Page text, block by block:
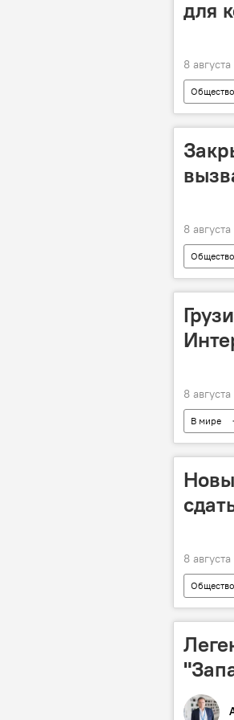
для
8
Общество
8
Общество
Вильнюс
8
В мире
Интерпол
8
Общество